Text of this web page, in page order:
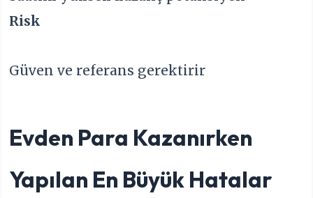
Risk
Güven ve referans gerektirir
Evden Para Kazanırken
Yapılan En Büyük Hatalar